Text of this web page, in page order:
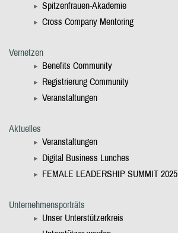
Spitzenfrauen-Akademie
Cross Company Mentoring
Vernetzen
Benefits Community
Registrierung Community
Veranstaltungen
Aktuelles
Veranstaltungen
Digital Business Lunches
FEMALE LEADERSHIP SUMMIT 2025
Unternehmensporträts
Unser Unterstützerkreis